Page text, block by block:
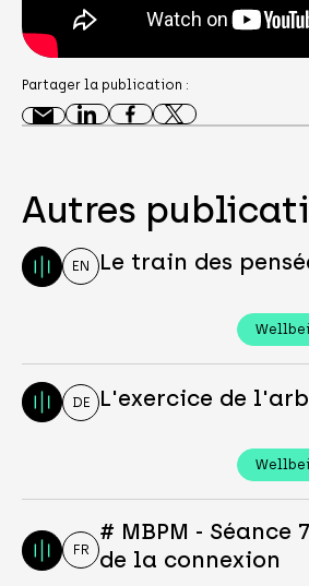
Partager la publication :
Autres
EN Le train des
DE L'exercice de
FR
# MBPM - Séance
de la connexion